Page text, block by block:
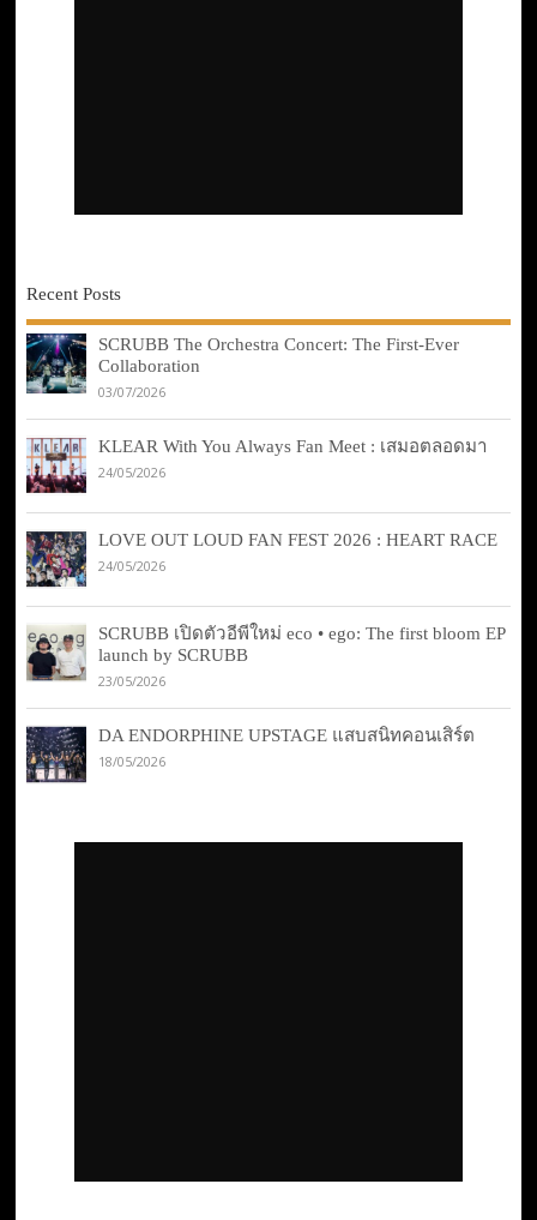
Recent Posts
SCRUBB The Orchestra Concert: The First-Ever
Collaboration
03/07/2026
KLEAR With You Always Fan Meet : เสมอตลอดมา
24/05/2026
LOVE OUT LOUD FAN FEST 2026 : HEART RACE
24/05/2026
SCRUBB เปิดตัวอีพีใหม่ eco • ego: The first bloom EP
launch by SCRUBB
23/05/2026
DA ENDORPHINE UPSTAGE แสบสนิทคอนเสิร์ต
18/05/2026